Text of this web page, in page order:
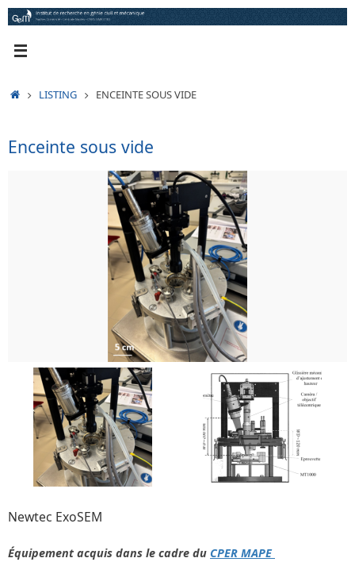
Passer
au
ACCUEIL
LISTING ENCEINTE SOUS VIDE
Enceinte sous vide
Newtec ExoSEM
Équipement acquis dans le cadre du CPER MAPE